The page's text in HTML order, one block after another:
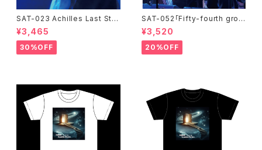
SAT-023 Achilles Last Sta
nd / LIVE AT FEVER 0430-2
019 / 石田ショーキチ
¥3,465
30%OFF
SAT-052「Fifty-fourth groo
¥3,520
20%OFF